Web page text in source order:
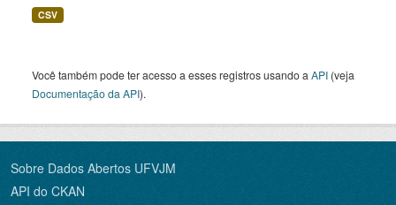
CSV
Você também pode ter acesso a esses registros usando a API (veja
Documentação da API).
Sobre Dados Abertos UFVJM
API do CKAN